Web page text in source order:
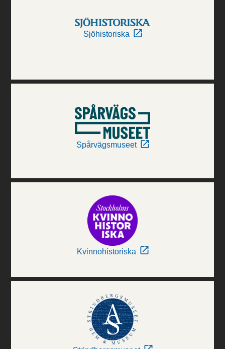
Sjöhistoriska
Spårvägsmuseet
Kvinnohistoriska